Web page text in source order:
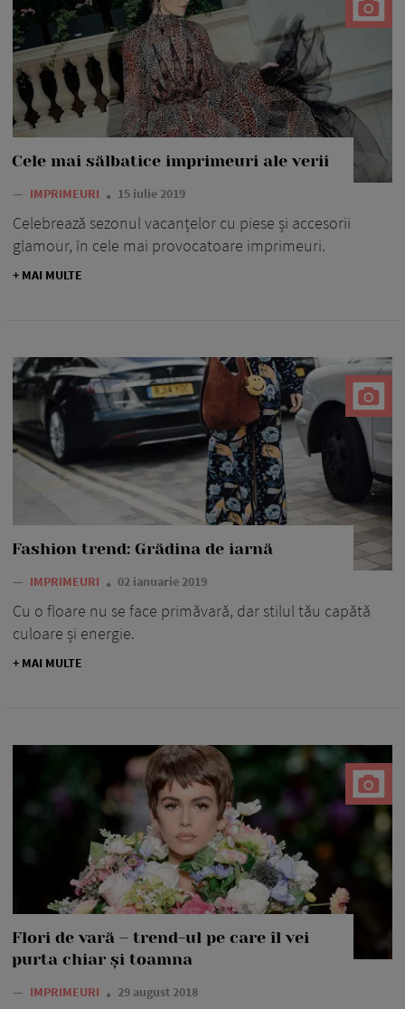
Cele mai sălbatice imprimeuri ale verii
— IMPRIMEURI 15 iulie 2019
Celebrează sezonul vacanțelor cu piese și accesorii
glamour, în cele mai provocatoare imprimeuri.
+ MAI MULTE
Fashion trend: Grădina de iarnă
— IMPRIMEURI 02 ianuarie 2019
Cu o floare nu se face primăvară, dar stilul tău capătă
culoare și energie.
+ MAI MULTE
Flori de vară – trend-ul pe care îl vei
purta chiar și toamna
— IMPRIMEURI 29 august 2018